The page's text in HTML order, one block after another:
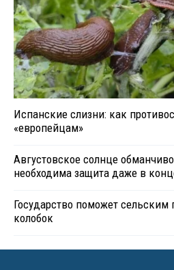
Испанские слизни: как
«европейцам»
Августовское солнце
необходима защита даже в
Государство поможет сельским
колобок